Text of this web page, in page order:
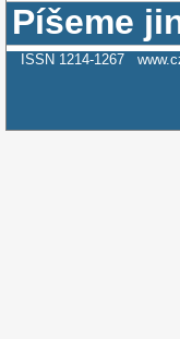
Píšeme
ISSN 1214-1267